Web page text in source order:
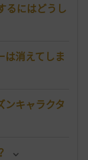
るにはどうし
は消えてしま
ンキャラクタ